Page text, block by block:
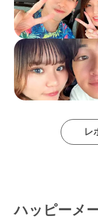
レ
ハッピーメ